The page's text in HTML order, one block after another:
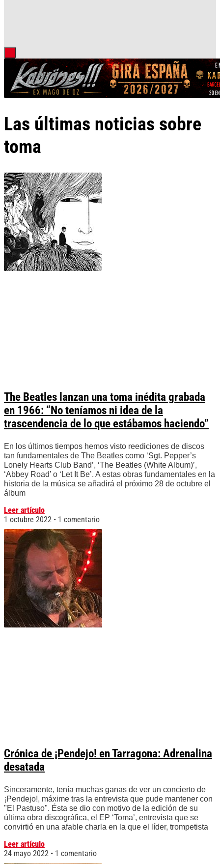
Las últimas noticias sobre
toma
The Beatles lanzan una toma inédita grabada
en 1966: “No teníamos ni idea de la
trascendencia de lo que estábamos haciendo”
En los últimos tiempos hemos visto reediciones de discos
tan fundamentales de The Beatles como ‘Sgt. Pepper’s
Lonely Hearts Club Band’, ‘The Beatles (White Album)’,
‘Abbey Road’ o ‘Let It Be’. A estas obras fundamentales en la
historia de la música se añadirá el próximo 28 de octubre el
álbum
Leer artículo
1 octubre 2022
1 comentario
Crónica de ¡Pendejo! en Tarragona: Adrenalina
desatada
Sinceramente, tenía muchas ganas de ver un concierto de
¡Pendejo!, máxime tras la entrevista que pude mantener con
"El Pastuso". Ésta se dio con motivo de la edición de su
última obra discográfica, el EP ‘Toma’, entrevista que se
convirtió en una afable charla en la que el líder, trompetista
Leer artículo
24 mayo 2022
1 comentario